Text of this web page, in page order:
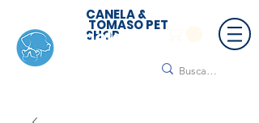
CANELA &
TOMASO PET
SHOP